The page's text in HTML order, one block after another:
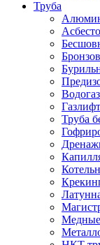
Труба
Труба